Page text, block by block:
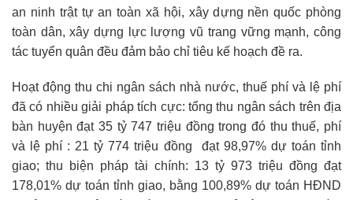
an ninh trật tự an toàn xã hội, xây dựng nền quốc phòng
toàn dân, xây dựng lực lượng vũ trang vững mạnh, công
tác tuyển quân đều đảm bảo chỉ tiêu kế hoạch đề ra.
Hoạt động thu chi ngân sách nhà nước, thuế phí và lệ phí
đã có nhiều giải pháp tích cực: tổng thu ngân sách trên địa
bàn huyện đạt 35 tỷ 747 triệu đồng trong đó thu thuế, phí
và lệ phí : 21 tỷ 774 triệu đồng đạt 98,97% dự toán tỉnh
giao; thu biện pháp tài chính: 13 tỷ 973 triệu đồng đạt
178,01% dự toán tỉnh giao, bằng 100,89% dự toán HĐND